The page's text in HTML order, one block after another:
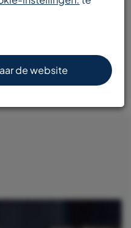
de website